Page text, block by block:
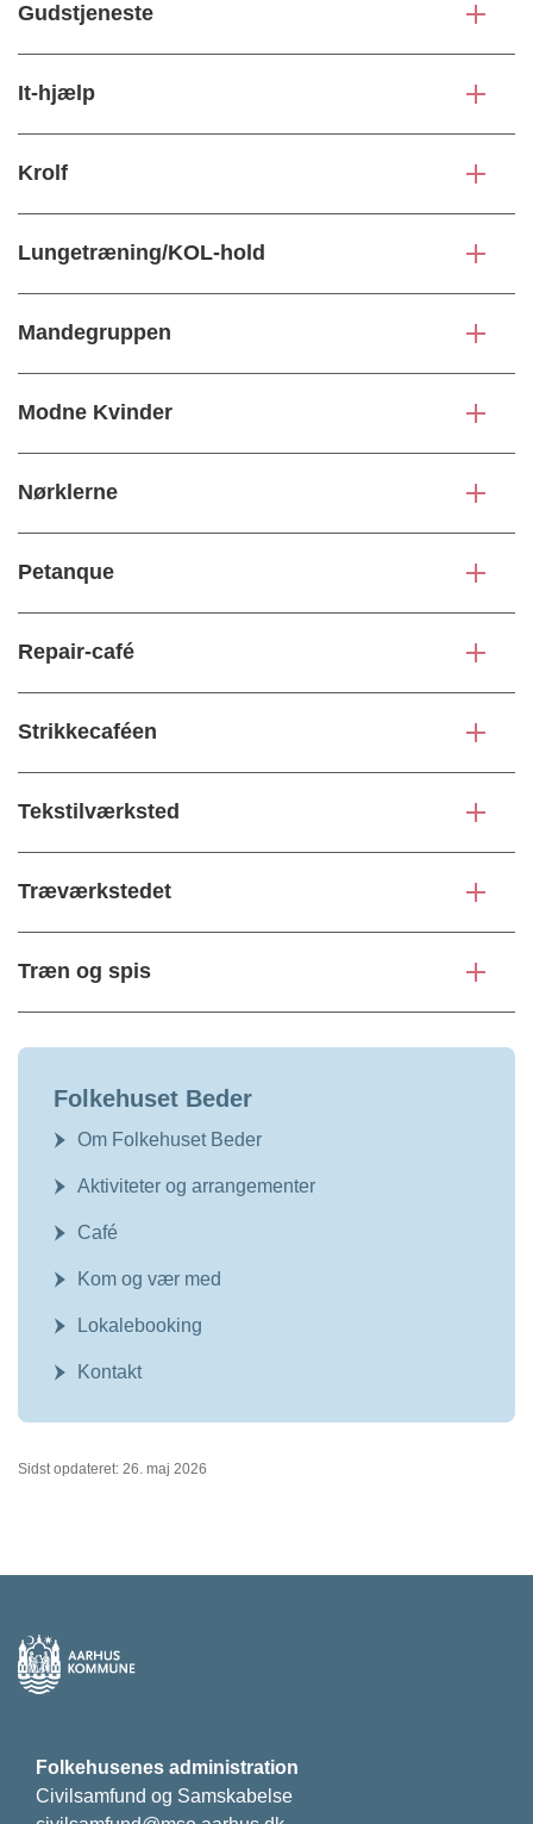
Gudstjeneste
It-hjælp
Krolf
Lungetræning/KOL-hold
Mandegruppen
Modne Kvinder
Nørklerne
Petanque
Repair-café
Strikkecaféen
Tekstilværksted
Træværkstedet
Træn og spis
Folkehuset Beder
Om Folkehuset Beder
Aktiviteter og arrangementer
Café
Kom og vær med
Lokalebooking
Kontakt
Sidst opdateret: 26. maj 2026
Folkehusenes administration
Civilsamfund og Samskabelse